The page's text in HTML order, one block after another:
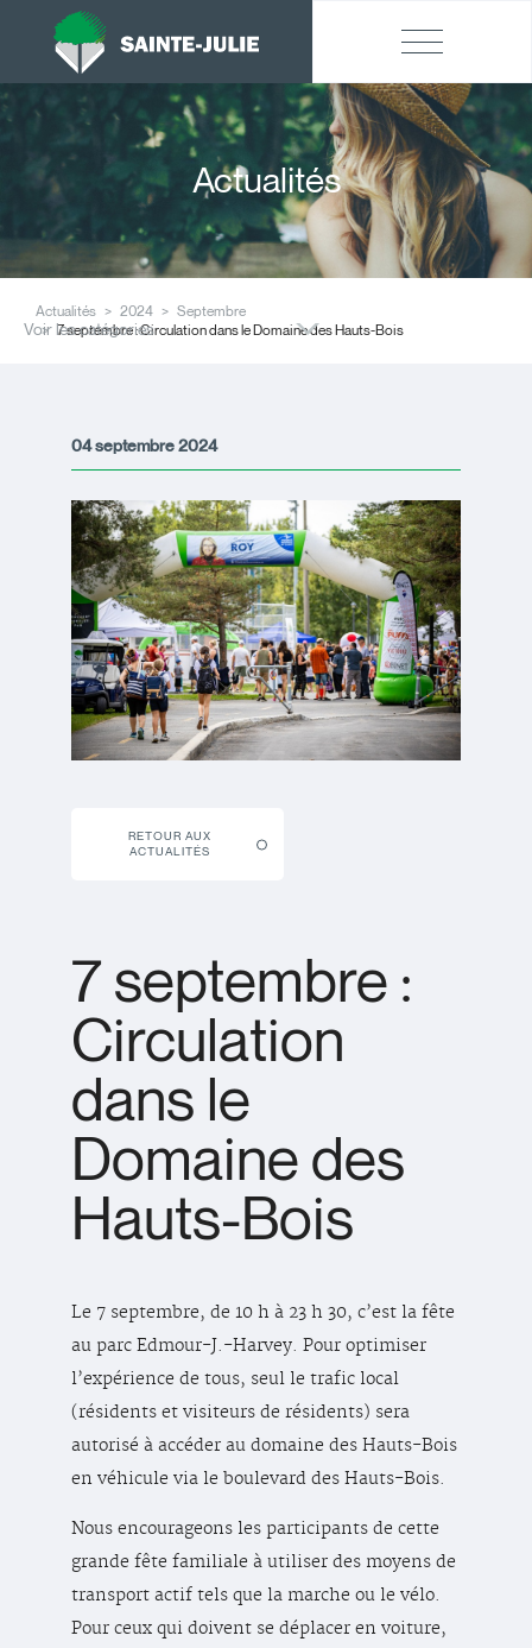
Actualités
Actualités 2024
Septembre
7 septembre : Circulation dans le Domaine des Hauts-Bois
Voir les catégories
04 septembre 2024
RETOUR AUX
ACTUALITÉS
7 septembre :
Circulation
dans le
Domaine des
Hauts-Bois
Le 7 septembre, de 10 h à 23 h 30, c’est la fête
au parc Edmour-J.-Harvey. Pour optimiser
l’expérience de tous, seul le trafic local
(résidents et visiteurs de résidents) sera
autorisé à accéder au domaine des Hauts-Bois
en véhicule via le boulevard des Hauts-Bois.
Nous encourageons les participants de cette
grande fête familiale à utiliser des moyens de
transport actif tels que la marche ou le vélo.
Pour ceux qui doivent se déplacer en voiture,